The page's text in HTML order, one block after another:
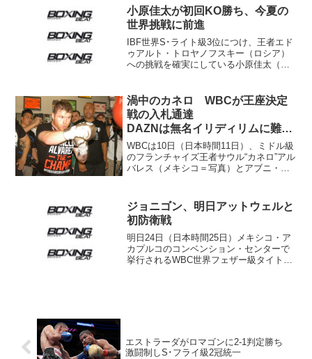
本ライト級王者の33歳、...
小原佳太が初回KO勝ち、今夏の
世界挑戦に前進
IBF世界S･ライト級3位につけ、王者エド
ゥアルト・トロヤノフスキー（ロシア）
への挑戦を確実にしている小原佳太（三
戦で、ペッダム・トーパランイーシップ
サーム（...
渦中のカネロ WBCが王座決定
戦の入札通達
DAZNは無名イリディリムに難色
か
WBCは10日（日本時間11日）、ミドル級
のフランチャイズ王者サウル“カネロ”アル
バレス（メキシコ＝写真）とアブニ・イ
とアナウンスした。WBCはこの試合を先
月オーダ...
ジョニゴン、明日アットウェルと
初防衛戦
明日24日（日本時間25日）メキシコ・ア
カプルコのコンベンション・センターで
挙行されるWBC世界フェザー級タイトル
エストラーダがロマゴンに2-1判定勝ち
激闘制しS･フライ級2冠統一